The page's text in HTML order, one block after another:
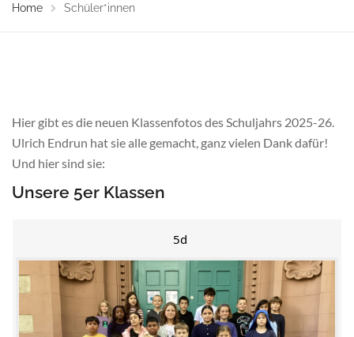
Home Schüler*innen
Hier gibt es die neuen Klassenfotos des Schuljahrs 2025-26.
Ulrich Endrun hat sie alle gemacht, ganz vielen Dank dafür!
Und hier sind sie:
Unsere 5er Klassen
5d